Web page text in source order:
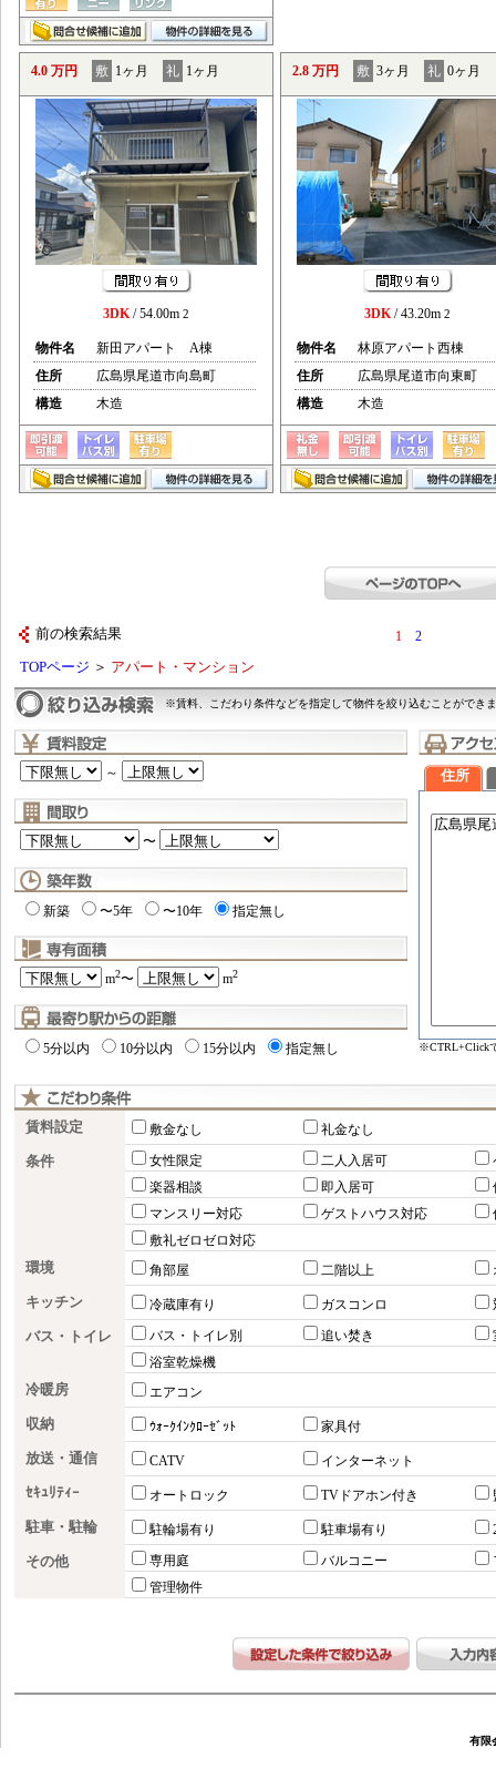
4.0 万円 敷 1ヶ月 礼 1ヶ月
3DK/ 54.00m 2
物件名
新田アパート A棟
住所
広島県尾道市向島町
構造
木造
2.8 万円 敷 3ヶ月 礼 0ヶ月
3DK/ 43.20m 2
物件名
林原アパート西棟
住所
広島県尾道市向東町
構造
木造
前の検索結果 1 2
TOPページ ＞ アパート・マンション
※賃料、こだわり条件などを指定して物件を絞り込むことができ
～
〜
新築 〜5年 〜10年 指定無し
m2〜 m2
5分以内 10分以内 15分以内 指定無し
住所
※CTRL+Click
賃料設定 敷金なし 礼金なし
条件 女性限定 二人入居可
楽器相談
即入居可
マンスリー対応
ゲストハウス対応
敷礼ゼロゼロ対応
環境 角部屋 二階以上
キッチン 冷蔵庫有り ガスコンロ
バス・トイレ バス・トイレ別 追い焚き
浴室乾燥機
冷暖房 エアコン
収納 ｳｫｰｸｲﾝｸﾛｰｾﾞｯﾄ 家具付
放送・通信 CATV インターネット
ｾｷｭﾘﾃｨｰ オートロック TVドアホン付き
駐車・駐輪 駐輪場有り 駐車場有り
その他 専用庭 バルコニー
管理物件
有限